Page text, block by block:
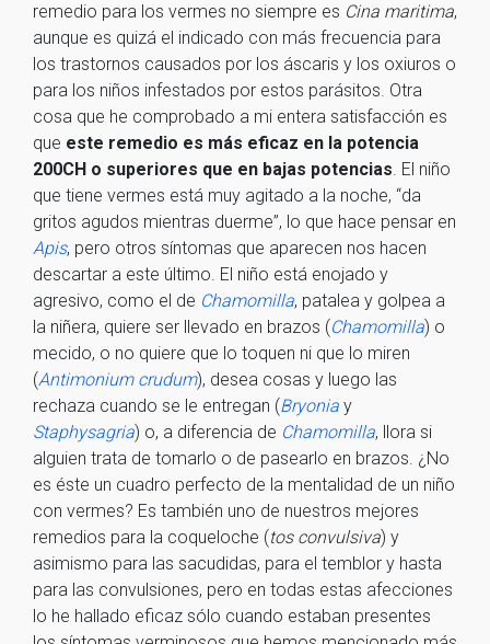
remedio para los vermes no siempre es Cina maritima,
aunque es quizá el indicado con más frecuencia para
los trastornos causados por los áscaris y los oxiuros o
para los niños infestados por estos parásitos. Otra
cosa que he comprobado a mi entera satisfacción es
que este remedio es más eficaz en la potencia
200CH o superiores que en bajas potencias. El niño
que tiene vermes está muy agitado a la noche, “da
gritos agudos mientras duerme”, lo que hace pensar en
Apis, pero otros síntomas que aparecen nos hacen
descartar a este último. El niño está enojado y
agresivo, como el de Chamomilla, patalea y golpea a
la niñera, quiere ser llevado en brazos (Chamomilla) o
mecido, o no quiere que lo toquen ni que lo miren
(Antimonium crudum), desea cosas y luego las
rechaza cuando se le entregan (Bryonia y
Staphysagria) o, a diferencia de Chamomilla, llora si
alguien trata de tomarlo o de pasearlo en brazos. ¿No
es éste un cuadro perfecto de la mentalidad de un niño
con vermes? Es también uno de nuestros mejores
remedios para la coqueloche (tos convulsiva) y
asimismo para las sacudidas, para el temblor y hasta
para las convulsiones, pero en todas estas afecciones
lo he hallado eficaz sólo cuando estaban presentes